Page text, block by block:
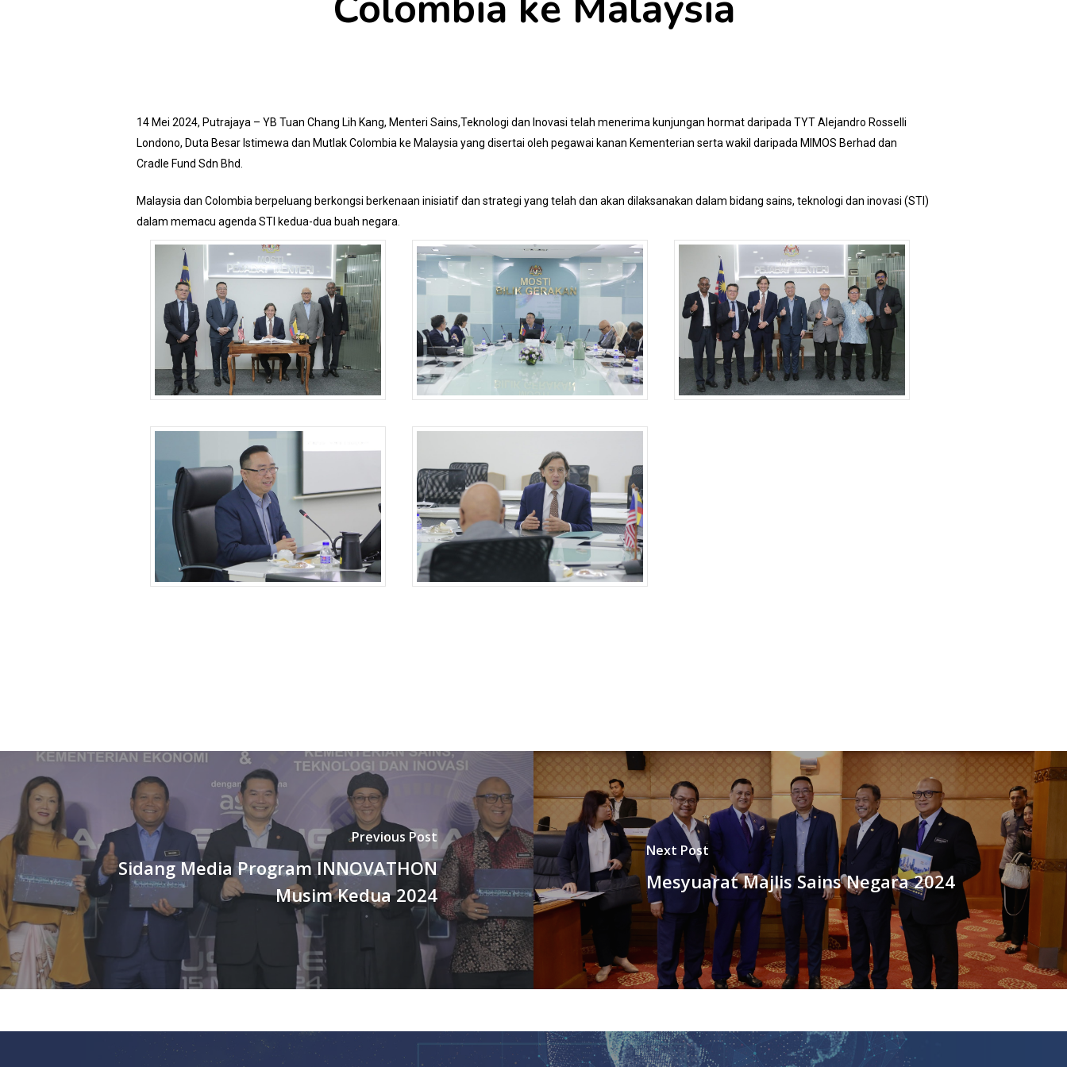
14 Mei 2024, Putrajaya – YB Tuan Chang Lih Kang, Menteri Sains,Teknologi dan Inovasi telah menerima kunjungan hormat daripada TYT Alejandro Rosselli
Londono, Duta Besar Istimewa dan Mutlak Colombia ke Malaysia yang disertai oleh pegawai kanan Kementerian serta wakil daripada MIMOS Berhad dan
Cradle Fund Sdn Bhd.
Malaysia dan Colombia berpeluang berkongsi berkenaan inisiatif dan strategi yang telah dan akan dilaksanakan dalam bidang sains, teknologi dan inovasi (STI)
dalam memacu agenda STI kedua-dua buah negara.
Previous Post
Sidang Media Program INNOVATHON
Musim Kedua 2024
Next Post
Mesyuarat Majlis Sains Negara 2024